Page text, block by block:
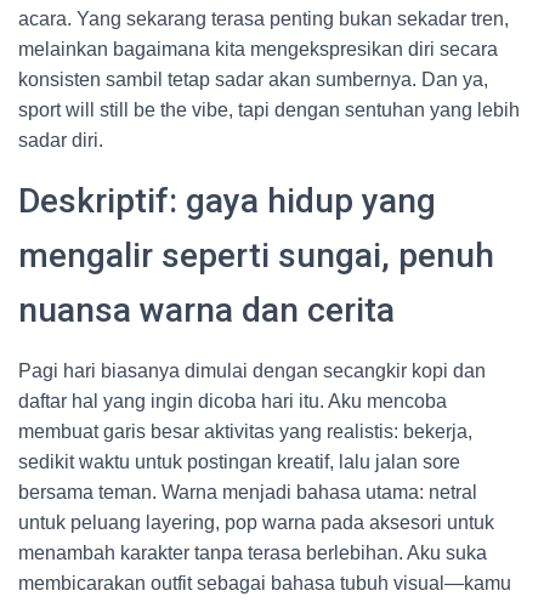
acara. Yang sekarang terasa penting bukan sekadar tren,
melainkan bagaimana kita mengekspresikan diri secara
konsisten sambil tetap sadar akan sumbernya. Dan ya,
sport will still be the vibe, tapi dengan sentuhan yang lebih
sadar diri.
Deskriptif: gaya hidup yang
mengalir seperti sungai, penuh
nuansa warna dan cerita
Pagi hari biasanya dimulai dengan secangkir kopi dan
daftar hal yang ingin dicoba hari itu. Aku mencoba
membuat garis besar aktivitas yang realistis: bekerja,
sedikit waktu untuk postingan kreatif, lalu jalan sore
bersama teman. Warna menjadi bahasa utama: netral
untuk peluang layering, pop warna pada aksesori untuk
menambah karakter tanpa terasa berlebihan. Aku suka
membicarakan outfit sebagai bahasa tubuh visual—kamu